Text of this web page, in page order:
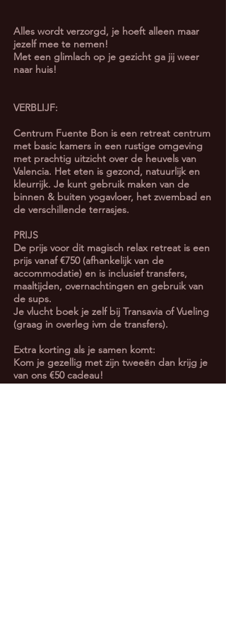
Alles wordt verzorgd, je hoeft alleen maar
jezelf mee te nemen!
Met een glimlach op je gezicht ga jij weer
naar huis!
VERBLIJF:
Centrum Fuente Bon is een retreat centrum
met basic kamers in een rustige omgeving
met prachtig uitzicht over de heuvels van
Valencia. Het eten is gezond, natuurlijk en
kleurrijk. Je kunt gebruik maken van de
binnen & buiten yogavloer, het zwembad en
de verschillende terrasjes.
PRIJS
De prijs voor dit magisch relax retreat is een
prijs vanaf €750 (afhankelijk van de
accommodatie) en is inclusief transfers,
maaltijden, overnachtingen en gebruik van
de sups.
Je vlucht boek je zelf bij Transavia of Vueling
(graag in overleg ivm de transfers).
Extra korting als je samen komt:
Kom je gezellig met zijn tweeën dan krijg je
van ons €50 cadeau!